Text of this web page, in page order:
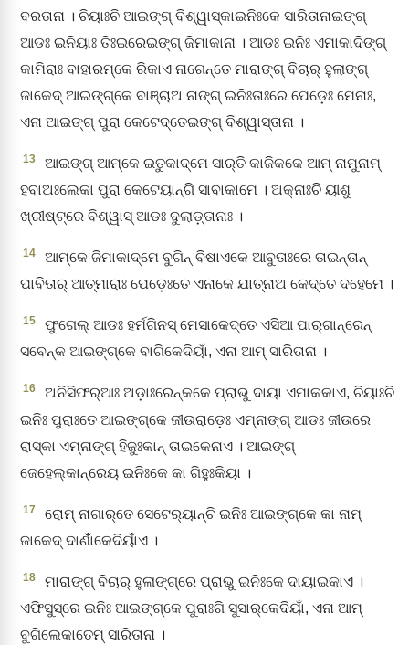
ବରତାନା । ଚିୟାଃଚି ଆଇଙ୍ଗ୍‌ ବିଶ୍ୱାସ୍‌କାଇନିଃକେ ସାରିତାନାଇଙ୍ଗ୍‌
ଆଡଃ ଇନିୟାଃ ତିଃଇରେଇଙ୍ଗ୍‌ ଜିମାକାନା । ଆଡଃ ଇନିଃ ଏମାକାଦିଙ୍ଗ୍‌
କାମିରାଃ ବାହାରମ୍‌କେ ରିକାଏ ନାଗେନ୍ତେ ମାରାଙ୍ଗ୍‌ ବିଚାର୍‌ ହୁଲାଙ୍ଗ୍‌
ଜାକେଦ୍‌ ଆଇଙ୍ଗ୍‌କେ ବାଞ୍ଚାଅ ନାଙ୍ଗ୍‌ ଇନିଃତାଃରେ ପେଡ଼େଃ ମେନାଃ,
ଏନା ଆଇଙ୍ଗ୍‌ ପୁରା କେଟେଦ୍‌ତେଇଙ୍ଗ୍‌ ବିଶ୍ୱାସ୍‌ତାନା ।
13
ଆଇଙ୍ଗ୍‌ ଆମ୍‌କେ ଇତୁକାଦ୍‌ମେ ସାର୍‌ତି କାଜିକକେ ଆମ୍‌ ନାମୁନାମ୍‌
ହବାଅଃଲେକା ପୁରା କେଟେୟାନ୍‌ଗି ସାବାକାମେ । ଅକ୍‌ନାଃଚି ୟୀଶୁ
ଖ୍ରୀଷ୍ଟ୍‌ରେ ବିଶ୍ୱାସ୍‌ ଆଡଃ ଦୁଲାଡ଼୍‌ତାନାଃ ।
14
ଆମ୍‌କେ ଜିମାକାଦ୍‌ମେ ବୁଗିନ୍‌ ବିଷାଏକେ ଆବୁତାଃରେ ତାଇନ୍‌ତାନ୍‌
ପାବିତାର୍‌ ଆତ୍ମାରାଃ ପେଡ଼େଃତେ ଏନାକେ ଯାତ୍‌ନାଅ କେଦ୍‌ତେ ଦହେମେ ।
15
ଫୁଗେଲ୍‌ ଆଡଃ ହର୍ମଗିନସ୍‌ ମେସାକେଦ୍‌ତେ ଏସିଆ ପାର୍‌ଗାନ୍‌ରେନ୍‌
ସବେନ୍‌କ ଆଇଙ୍ଗ୍‌କେ ବାଗିକେଦିୟାଁ, ଏନା ଆମ୍‌ ସାରିତାନା ।
16
ଅନିସିଫର୍‌ଆଃ ଅଡ଼ାଃରେନ୍‌କକେ ପ୍ରାଭୁ ଦାୟା ଏମାକକାଏ, ଚିୟାଃଚି
ଇନିଃ ପୁରାଃତେ ଆଇଙ୍ଗ୍‌କେ ଜୀଉରାଡ଼େଃ ଏମ୍‌ନାଙ୍ଗ୍‌ ଆଡଃ ଜୀଉରେ
ରାସ୍‌କା ଏମ୍‌ନାଙ୍ଗ୍‌ ହିଜୁଃକାନ୍‌ ତାଇକେନାଏ । ଆଇଙ୍ଗ୍‌
ଜେହେଲ୍‌କାନ୍‌ରେୟ ଇନିଃକେ କା ଗିହୁଃକିୟା ।
17
ରୋମ୍‌ ନାଗାର୍‌ତେ ସେଟେର୍‌ୟାନ୍‌ଚି ଇନିଃ ଆଇଙ୍ଗ୍‌କେ କା ନାମ୍‌
ଜାକେଦ୍‌ ଦାଣାଁଁକେଦିୟାଁଏ ।
18
ମାରାଙ୍ଗ୍‌ ବିଚାର୍‌ ହୁଲାଙ୍ଗ୍‌ରେ ପ୍ରାଭୁ ଇନିଃକେ ଦାୟାଇକାଏ ।
ଏଫିସୁସ୍‌ରେ ଇନିଃ ଆଇଙ୍ଗ୍‌କେ ପୁରାଃଗି ସୁସାର୍‌କେଦିୟାଁ, ଏନା ଆମ୍‌
ବୁଗିଲେକାତେମ୍ ସାରିତାନା ।